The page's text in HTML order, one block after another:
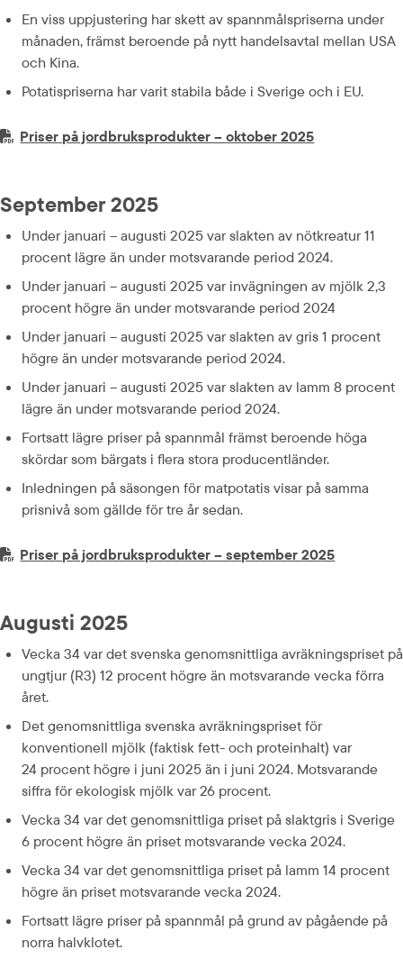
En viss uppjustering har skett av spannmålspriserna under
månaden, främst beroende på nytt handelsavtal mellan USA
och Kina.
Potatispriserna har varit stabila både i Sverige och i EU.
PDF-fil.
Priser på jordbruksprodukter – oktober 2025pdf, 656.7 kB.
September 2025
Under januari – augusti 2025 var slakten av nötkreatur 11
procent lägre än under motsvarande period 2024.
Under januari – augusti 2025 var invägningen av mjölk 2,3
procent högre än under motsvarande period 2024
Under januari – augusti 2025 var slakten av gris 1 procent
högre än under motsvarande period 2024.
Under januari – augusti 2025 var slakten av lamm 8 procent
lägre än under motsvarande period 2024.
Fortsatt lägre priser på spannmål främst beroende höga
skördar som bärgats i flera stora producentländer.
Inledningen på säsongen för matpotatis visar på samma
prisnivå som gällde för tre år sedan.
PDF-fil.
Priser på jordbruksprodukter – september 2025pdf, 691.9
Augusti 2025
Vecka 34 var det svenska genomsnittliga avräknings­priset på
ungtjur (R3) 12 procent högre än motsvarande vecka förra
året.
Det genomsnittliga svenska avräkningspriset för
konventionell mjölk (faktisk fett- och proteinhalt) var
24 procent högre i juni 2025 än i juni 2024. Motsvarande
siffra för ekologisk mjölk var 26 procent.
Vecka 34 var det genomsnittliga priset på slaktgris i Sverige
6 procent högre än priset motsvarande vecka 2024.
Vecka 34 var det genomsnittliga priset på lamm 14 procent
högre än priset motsvarande vecka 2024.
Fortsatt lägre priser på spannmål på grund av pågående på
norra halvklotet.